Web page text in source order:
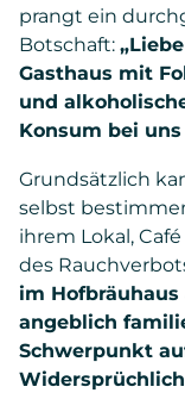
prangt ein
Botschaft:
Gasthaus mit
und
Konsum bei
Grundsätzlich
selbst
ihrem Lokal,
des
im
angeblich
Schwerpunkt